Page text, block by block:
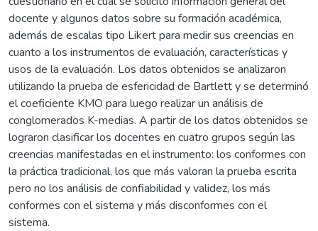
docente y algunos datos sobre su formación académica,
además de escalas tipo Likert para medir sus creencias en
cuanto a los instrumentos de evaluación, características y
usos de la evaluación. Los datos obtenidos se analizaron
utilizando la prueba de esfericidad de Bartlett y se determinó
el coeficiente KMO para luego realizar un análisis de
conglomerados K-medias. A partir de los datos obtenidos se
lograron clasificar los docentes en cuatro grupos según las
creencias manifestadas en el instrumento: los conformes con
la práctica tradicional, los que más valoran la prueba escrita
pero no los análisis de confiabilidad y validez, los más
conformes con el sistema y más disconformes con el
sistema.